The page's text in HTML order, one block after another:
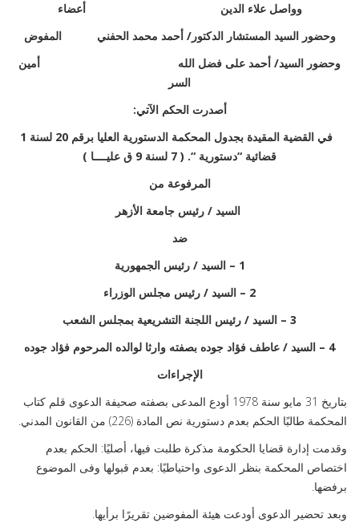
وواصل علاء الدين أعضاء
وحضور السيد المستشار الدكتور/ أحمد محمد الحفني المفوض
وحضور السيد/ أحمد على فضل الله أمين
السر
أصدرت الحكم الآتي:
في القضية المقيدة بجدول المحكمة الدستورية العليا برقم 20 لسنة 1
قضائية “دستورية “. ( 7 لسنة 9 ق عليــــا )
المرفوعة من
السيد / رئيس جامعة الأزهر
ضد
1 – السيد / رئيس الجمهورية
2 – السيد / رئيس مجلس الوزراء
3 – السيد / رئيس اللجنة التشريعية بمجلس الشعب
4 – السيد / عاطف فؤاد جوده بصفته وارثا لوالده المرحوم فؤاد جوده
الإجراءات
بتاريخ 31 مايو سنة 1978 أودع المدعى بصفته صحيفة الدعوى قلم كتاب
المحكمة طالبًا الحكم بعدم دستورية نص المادة (226) من القانون المدني.
وقدمت إدارة قضايا الحكومة مذكرة طلبت فيها، أصليًا: الحكم بعدم
اختصاص المحكمة بنظر الدعوى واحتياطيًا: بعدم قبولها وفى الموضوع
برفضها.
وبعد تحضير الدعوى أودعت هيئة المفوضين تقريرًا برأيها.